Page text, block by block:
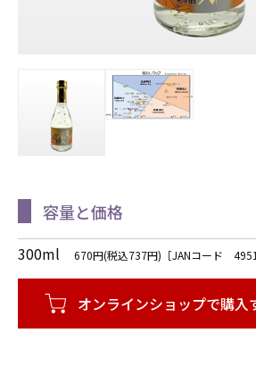
容量と価格
300ml 670円(税込737円)［JANコード
オンラインショップで購入